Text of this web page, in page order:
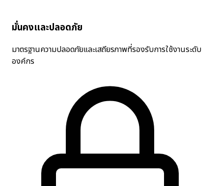
มั่นคงและปลอดภัย
มาตรฐานความปลอดภัยและเสถียรภาพที่รองรับการใช้งานระดับ
องค์กร